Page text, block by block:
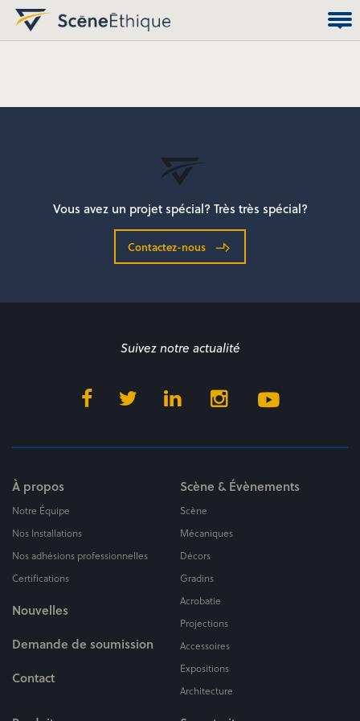
Vous avez un projet spécial? Très très spécial?
Contactez-nous
Suivez notre actualité
À propos
Notre Équipe
Nos Installations
Nos adhésions professionnelles
Certifications
Nouvelles
Demande de soumission
Contact
Scène & Évènements
Scène
Mécaniques
Décors
Gradins
Acrobatie
Projections
Accessoires
Expositions
Architecture